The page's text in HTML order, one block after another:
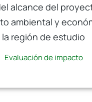
alcance del
ambiental y
la región de estudio
Evaluación de impacto